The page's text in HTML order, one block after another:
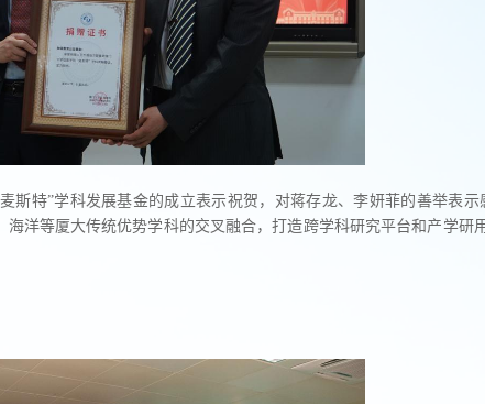
斯特”学科发展基金的成立表示祝贺，对蒋存龙、李妍菲的善举表
洋等厦大传统优势学科的交叉融合，打造跨学科研究平台和产学研